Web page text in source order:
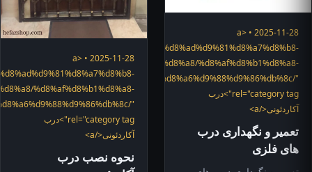
2025-11-28 • <a
hefazshop.com/category/services/%d8%ad%d9%81%d8%a7%d8%b8-
%d8%af%d8%b1%d8%a8/%d8%af%d8%b1%d8%a8-
"
rel="category tag">درب
آکاردئونی</a>
تعمیر و نگهداری درب
های فلزی
2025-11-28 • <a
%d8%af%d8%b1%d8%a8-
"
rel="category tag">درب
آکاردئونی</a>
نحوه نصب درب